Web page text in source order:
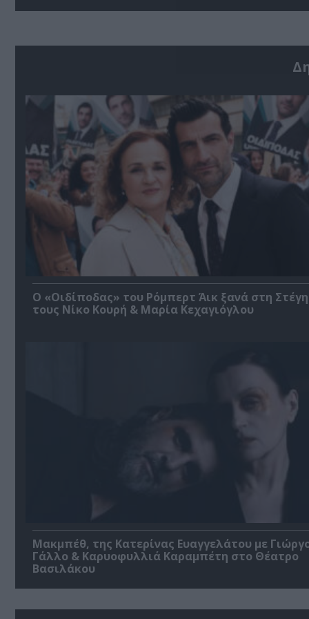
O «Οιδίποδας» του Ρόμπερτ Άικ ξανά στη
τους Νίκο Κουρή & Μαρία Κεχαγιόγλου
Μακμπέθ, της Κατερίνας Ευαγγελάτου με
Γάλλο & Καρυοφυλλιά Καραμπέτη στο Θέατρο
Βασιλάκου